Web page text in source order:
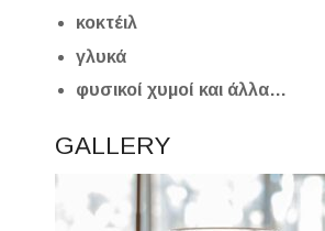
κοκτέιλ
γλυκά
φυσικοί χυμοί και άλλα…
GALLERY